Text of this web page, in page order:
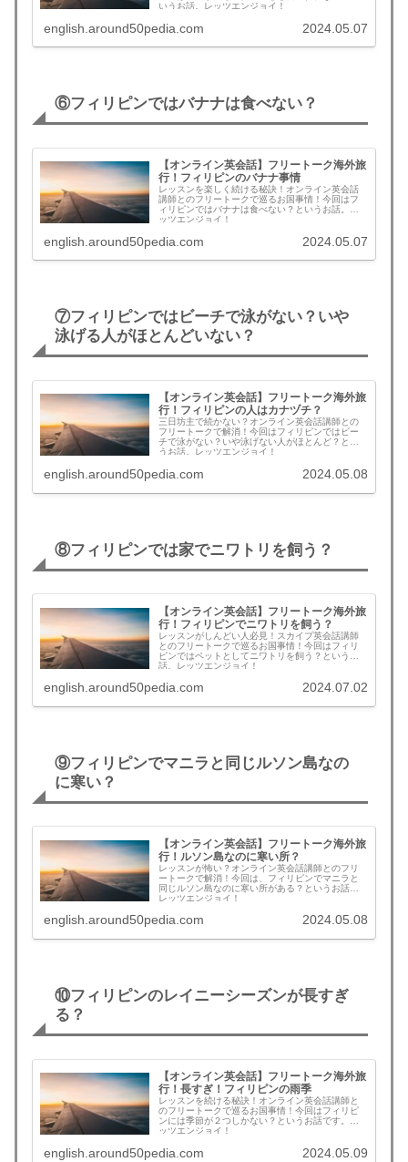
いうお話。レッツエンジョイ！
english.around50pedia.com 2024.05.07
⑥フィリピンではバナナは食べない？
【オンライン英会話】フリートーク海外旅
行！フィリピンのバナナ事情
レッスンを楽しく続ける秘訣！オンライン英会話
講師とのフリートークで巡るお国事情！今回はフ
ィリピンではバナナは食べない？というお話。レ
ッツエンジョイ！
english.around50pedia.com 2024.05.07
⑦フィリピンではビーチで泳がない？いや
泳げる人がほとんどいない？
【オンライン英会話】フリートーク海外旅
行！フィリピンの人はカナヅチ？
三日坊主で続かない？オンライン英会話講師との
フリートークで解消！今回はフィリピンではビー
チで泳がない？いや泳げない人がほとんど？とい
うお話。レッツエンジョイ！
english.around50pedia.com 2024.05.08
⑧フィリピンでは家でニワトリを飼う？
【オンライン英会話】フリートーク海外旅
行！フィリピンでニワトリを飼う？
レッスンがしんどい人必見！スカイプ英会話講師
とのフリートークで巡るお国事情！今回はフィリ
ピンではペットとしてニワトリを飼う？というお
話。レッツエンジョイ！
english.around50pedia.com 2024.07.02
⑨フィリピンでマニラと同じルソン島なの
に寒い？
【オンライン英会話】フリートーク海外旅
行！ルソン島なのに寒い所？
レッスンが怖い？オンライン英会話講師とのフリ
ートークで解消！今回は、フィリピンでマニラと
同じルソン島なのに寒い所がある？というお話。
レッツエンジョイ！
english.around50pedia.com 2024.05.08
⑩フィリピンのレイニーシーズンが長すぎ
る？
【オンライン英会話】フリートーク海外旅
行！長すぎ！フィリピンの雨季
レッスンを続ける秘訣！オンライン英会話講師と
のフリートークで巡るお国事情！今回はフィリピ
ンには季節が２つしかない？というお話です。レ
ッツエンジョイ！
english.around50pedia.com 2024.05.09